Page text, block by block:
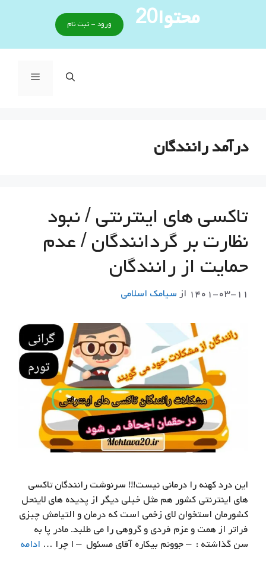
محتوا20 ورود - ثبت نام
درآمد رانندگان
تاکسی های اینترنتی / نبود
نظارت بر گردانندگان / عدم
حمایت از رانندگان
۱۴۰۱-۰۳-۱۱ ازسيامك اسلامي
این درد کهنه را درمانی نیست!!! سرنوشت رانندگان تاکسی
های اینترنتی کشور هم مثل خیلی دیگر از پدیده های لاینحل
کشورمان استخوان لای زخمی است که درمان و التیامش چیزی
فراتر از همت و عزم فردی و گروهی را می طلبد. مادر پا به
سن گذاشته : – جوونم بیکاره آقای مسئول – ا چرا … ادامه